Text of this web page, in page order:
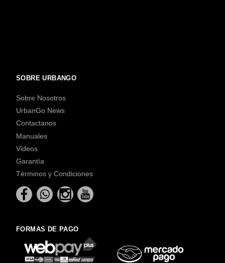
SOBRE URBANGO
Sobre Nosotros
UrbanGo News
Contactanos
Manuales
Videos
Garantía
Términos y Condiciones
FORMAS DE PAGO